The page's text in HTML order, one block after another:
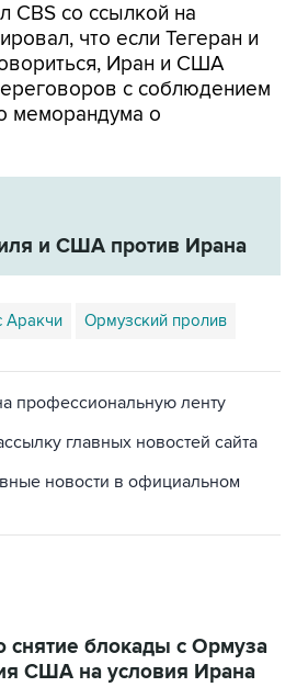
CBS со ссылкой на
что если Тегеран и
Иран и США
с соблюдением
меморандума о
и США против Ирана
Аракчи Ормузский пролив
профессиональную ленту
главных новостей сайта
новости в официальном
снятие блокады с Ормуза
США на условия Ирана